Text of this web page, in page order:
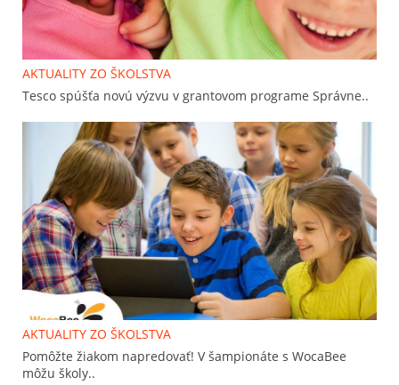
AKTUALITY ZO ŠKOLSTVA
Tesco spúšťa novú výzvu v grantovom programe Správne..
AKTUALITY ZO ŠKOLSTVA
Pomôžte žiakom napredovať! V šampionáte s WocaBee
môžu školy..